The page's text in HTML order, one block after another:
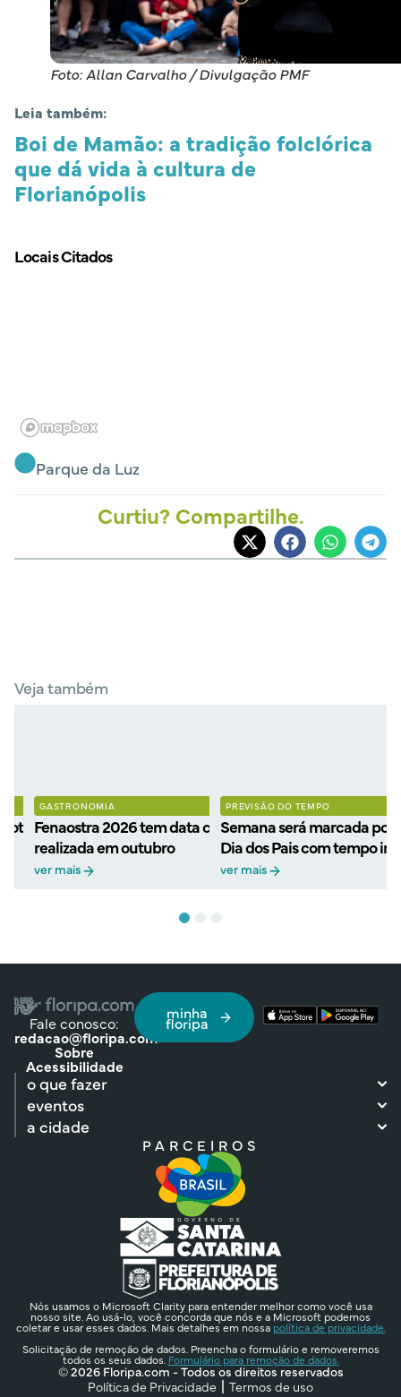
Foto: Allan Carvalho / Divulgação PMF
Leia também:
Boi de Mamão: a tradição folclórica
que dá vida à cultura de
Florianópolis
Locais Citados
Parque da Luz
Curtiu? Compartilhe.
Veja também
roteiro para celebrar a
GASTRONOMIA
Fenaostra 2026 tem data confirmada: festa será
realizada em outubro
ver mais
PREVISÃO DO TEMPO
Semana será marcada
Dia dos Pais com tempo
ver mais
Fale conosco:
redacao@floripa.com
Sobre
Acessibilidade
minha
floripa
o que fazer
eventos
a cidade
PARCEIROS
Nós usamos o Microsoft Clarity para entender melhor como você usa
nosso site. Ao usá-lo, você concorda que nós e a Microsoft podemos
coletar e usar esses dados. Mais detalhes em nossa política de privacidade.
Solicitação de remoção de dados. Preencha o formulário e removeremos
todos os seus dados. Formulário para remoção de dados.
© 2026 Floripa.com - Todos os direitos reservados
Política de Privacidade
Termos de uso